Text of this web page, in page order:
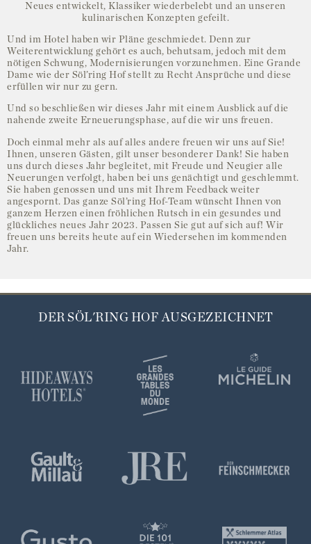
Neues entwickelt, Klassiker wiederbelebt und an unseren
kulinarischen Konzepten gefeilt.
Und im Hotel haben wir Pläne geschmiedet. Denn zur
Weiterentwicklung gehört es auch, behutsam, jedoch mit dem
nötigen Schwung, Modernisierungen vorzunehmen. Eine Grande
Dame wie der Söl’ring Hof stellt zu Recht Ansprüche und diese
erfüllen wir nur zu gern.
Und so beschließen wir dieses Jahr mit einem Ausblick auf die
nahende zweite Erneuerungsphase, auf die wir uns freuen.
Doch einmal mehr als auf alles andere freuen wir uns auf Sie!
Ihnen, unseren Gästen, gilt unser besonderer Dank! Sie haben
uns durch dieses Jahr begleitet, mit Freude und Neugier alle
Neuerungen verfolgt, haben bei uns genächtigt und geschlemmt.
Sie haben genossen und uns mit Ihrem Feedback weiter
angespornt. Das ganze Söl’ring Hof-Team wünscht Ihnen von
ganzem Herzen einen fröhlichen Rutsch in ein gesundes und
glückliches neues Jahr 2023. Passen Sie gut auf sich auf! Wir
freuen uns bereits heute auf ein Wiedersehen im kommenden
Jahr.
DER SÖL'RING HOF AUSGEZEICHNET